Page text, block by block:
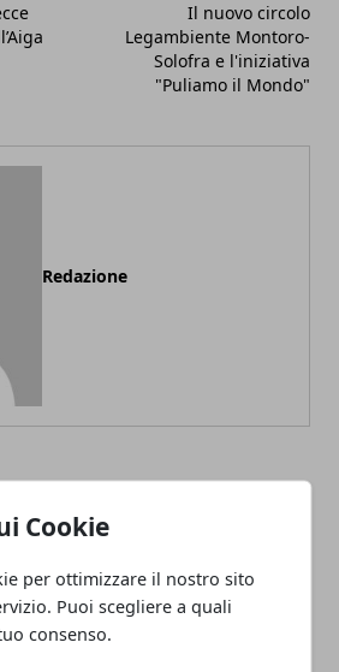
Cookie
per ottimizzare il nostro sito
Puoi scegliere a quali
consenso.
Il nuovo circolo
Legambiente Montoro-
Solofra e l'iniziativa
"Puliamo il Mondo"
Redazione